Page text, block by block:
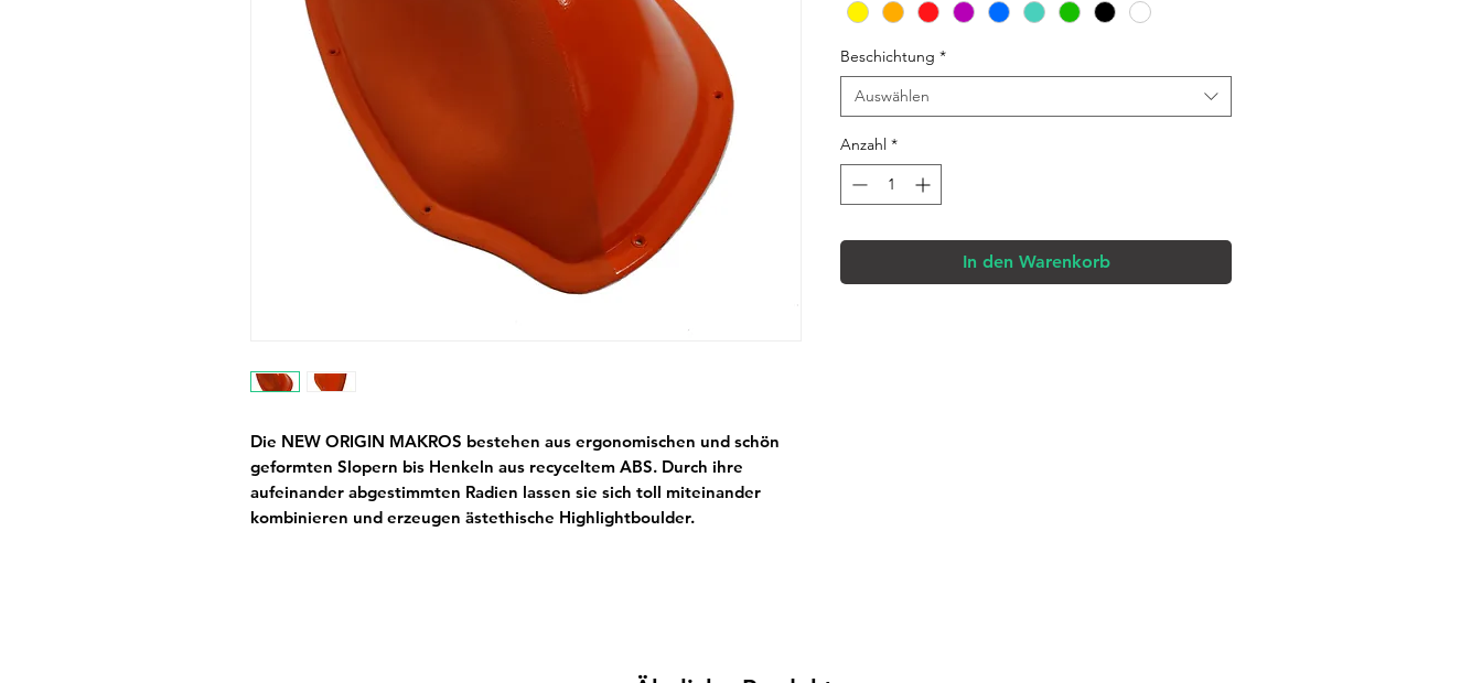
Die NEW ORIGIN MAKROS bestehen aus ergonomischen und schön
geformten Slopern bis Henkeln aus recyceltem ABS. Durch ihre
aufeinander abgestimmten Radien lassen sie sich toll miteinander
kombinieren und erzeugen ästethische Highlightboulder.
Beschichtung *
Auswählen
Anzahl *
In den Warenkorb